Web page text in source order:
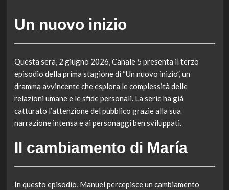
Un nuovo inizio
Questa sera, 2 giugno 2026, Canale 5 presenta il terzo
episodio della prima stagione di “Un nuovo inizio”, un
dramma avvincente che esplora le complessità delle
relazioni umane e le sfide personali. La serie ha già
catturato l’attenzione del pubblico grazie alla sua
narrazione intensa e ai personaggi ben sviluppati.
Il cambiamento di María
In questo episodio, Manuel percepisce un cambiamento